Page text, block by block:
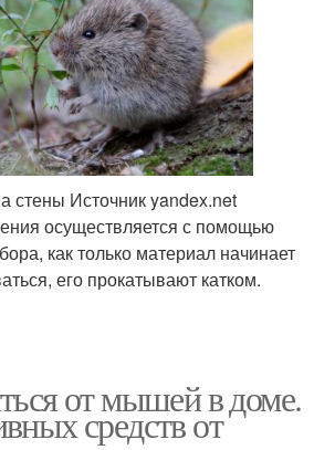
стены Источник yandex.net
осуществляется с помощью
как только материал начинает
его прокатывают катком.
от мышей в доме.
средств от